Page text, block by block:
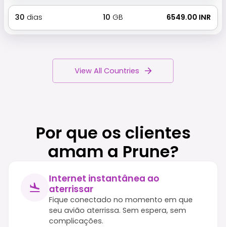
30 dias 10 GB ₹ 6549.00 INR
View All Countries
Por que os clientes
amam a Prune?
Internet instantânea ao
aterrissar
Fique conectado no momento em que
seu avião aterrissa. Sem espera, sem
complicações.